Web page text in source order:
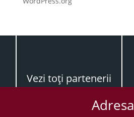
Vezi toţi partenerii
Adresa